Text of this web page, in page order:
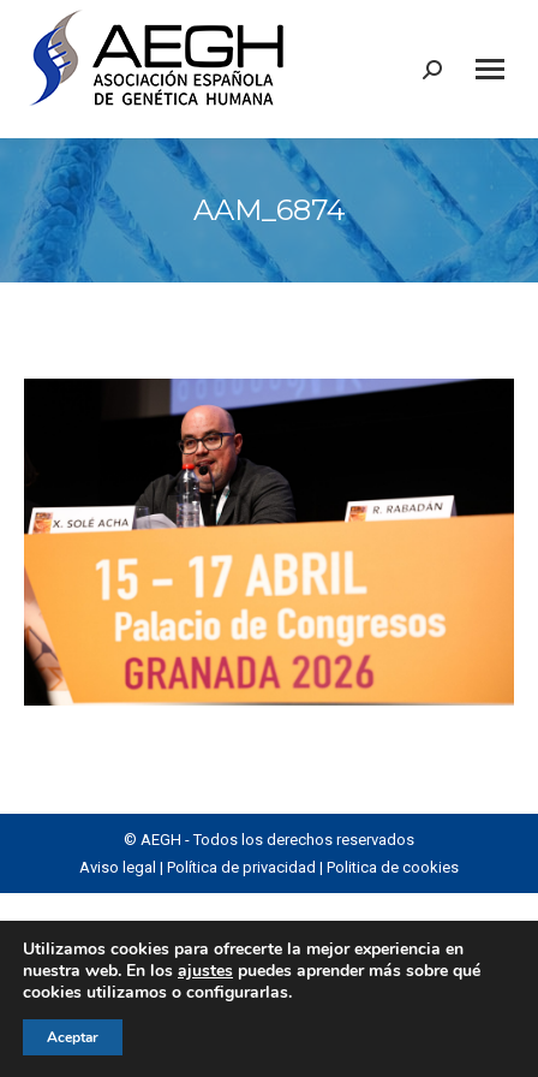
Buscar:
AAM_6874
© AEGH - Todos los derechos reservados
Aviso legal | Política de privacidad | Politica de cookies
Utilizamos cookies para ofrecerte la mejor experiencia en
nuestra web. En los ajustes puedes aprender más sobre qué
cookies utilizamos o configurarlas.
Aceptar